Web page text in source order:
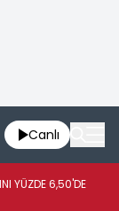
Canlı
YÜZDE 6,50'DE